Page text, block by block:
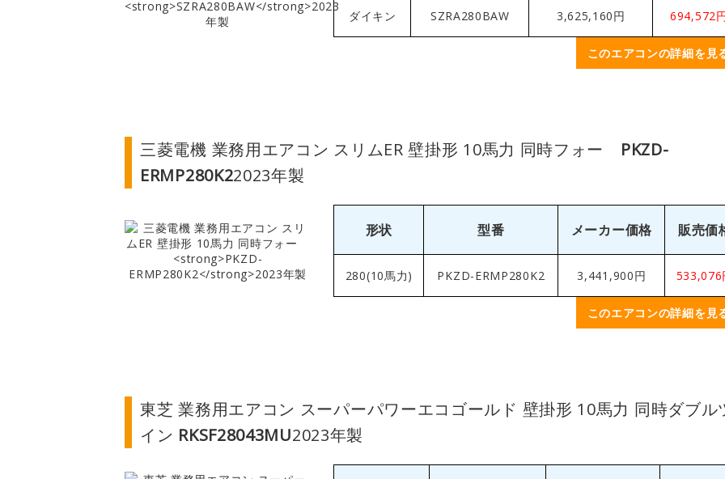
ダイキン SZRA280BAW 3,625,160円 694,572
このエアコンの詳細を見
三菱電機 業務用エアコン スリムER 壁掛形 10馬力 同時フォー PKZD-
ERMP280K22023年製
形状 型番 メーカー価格 販売価
280(10馬力) PKZD-ERMP280K2 3,441,900円 533,076
このエアコンの詳細を見
東芝 業務用エアコン スーパーパワーエコゴールド 壁掛形 10馬力 同時ダブル
イン RKSF28043MU2023年製